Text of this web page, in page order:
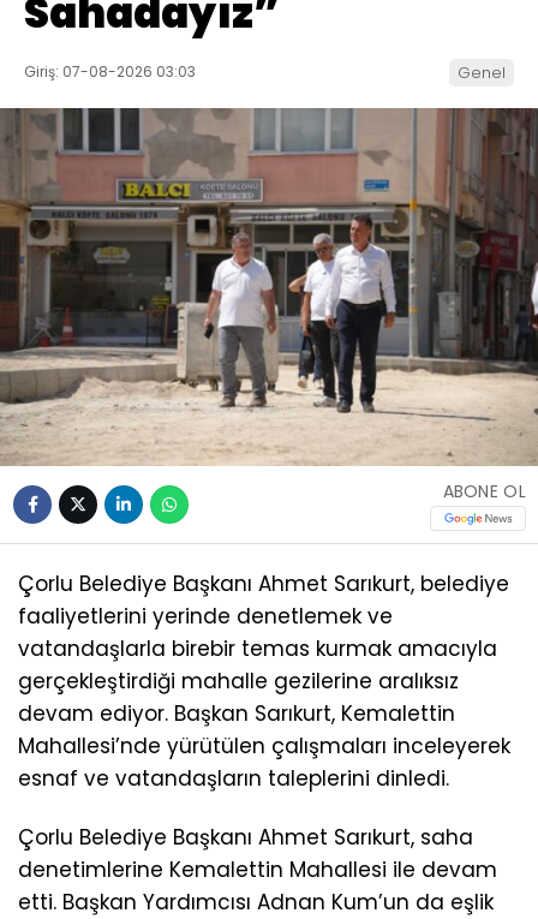
Sahadayız”
Giriş: 07-08-2026 03:03 Genel
ABONE OL
Çorlu Belediye Başkanı Ahmet Sarıkurt, belediye
faaliyetlerini yerinde denetlemek ve
vatandaşlarla birebir temas kurmak amacıyla
gerçekleştirdiği mahalle gezilerine aralıksız
devam ediyor. Başkan Sarıkurt, Kemalettin
Mahallesi’nde yürütülen çalışmaları inceleyerek
esnaf ve vatandaşların taleplerini dinledi.
Çorlu Belediye Başkanı Ahmet Sarıkurt, saha
denetimlerine Kemalettin Mahallesi ile devam
etti. Başkan Yardımcısı Adnan Kum’un da eşlik